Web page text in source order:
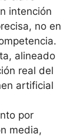
intención
no en
alineado
real del
artificial
por
media,